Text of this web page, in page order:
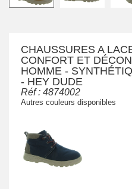
CHAUSSURES A
CONFORT ET
HOMME -
- HEY DUDE
Réf : 4874002
Autres couleurs disponibles